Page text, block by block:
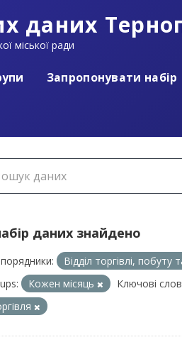
даних
міської ради
Запропонувати набір
даних знайдено
Відділ торгівлі,
Кожен місяць Ключові